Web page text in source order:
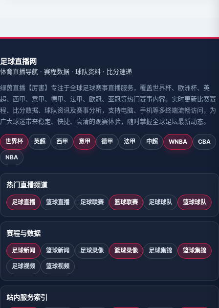
足球直播网
体育直播导航 · 赛程数据 · 球队资料 · 比分速递
绿茵直播【厉害】专注于全球足球赛事直播服务，覆盖世界杯、欧洲杯、英
超、西甲、意甲、德甲、法甲、欧冠、亚冠等热门赛事内容。实时更新比赛赛
程、比分数据、球队资讯及赛事分析，支持电脑、手机等多终端流畅访问，为
广大球迷带来稳定、快捷、高清的观赛体验，随时掌握全球足坛最新动态。
世界杯 英超 西甲 意甲 德甲 法甲 中超 WNBA CBA
NBA
热门直播频道
足球直播 篮球直播 足球联赛 篮球联赛 足球球队 篮球球队
赛程与数据
足球新闻 篮球新闻 足球录像 篮球录像 足球集锦 篮球集锦
足球视频 篮球视频
站内服务索引